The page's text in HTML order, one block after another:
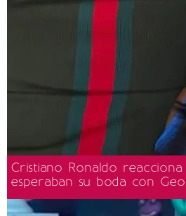
Cristiano Ronaldo
esperaban su boda con